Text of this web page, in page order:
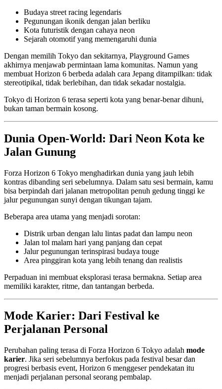
Budaya street racing legendaris
Pegunungan ikonik dengan jalan berliku
Kota futuristik dengan cahaya neon
Sejarah otomotif yang memengaruhi dunia
Dengan memilih Tokyo dan sekitarnya, Playground Games
akhirnya menjawab permintaan lama komunitas. Namun yang
membuat Horizon 6 berbeda adalah cara Jepang ditampilkan: tidak
stereotipikal, tidak berlebihan, dan tidak sekadar nostalgia.
Tokyo di Horizon 6 terasa seperti kota yang benar-benar dihuni,
bukan taman bermain kosong.
Dunia Open-World: Dari Neon Kota ke
Jalan Gunung
Forza Horizon 6 Tokyo menghadirkan dunia yang jauh lebih
kontras dibanding seri sebelumnya. Dalam satu sesi bermain, kamu
bisa berpindah dari jalanan metropolitan penuh gedung tinggi ke
jalur pegunungan sunyi dengan tikungan tajam.
Beberapa area utama yang menjadi sorotan:
Distrik urban dengan lalu lintas padat dan lampu neon
Jalan tol malam hari yang panjang dan cepat
Jalur pegunungan terinspirasi budaya touge
Area pinggiran kota yang lebih tenang dan realistis
Perpaduan ini membuat eksplorasi terasa bermakna. Setiap area
memiliki karakter, ritme, dan tantangan berbeda.
Mode Karier: Dari Festival ke
Perjalanan Personal
Perubahan paling terasa di Forza Horizon 6 Tokyo adalah mode
karier. Jika seri sebelumnya berfokus pada festival besar dan
progresi berbasis event, Horizon 6 menggeser pendekatan itu
menjadi perjalanan personal seorang pembalap.